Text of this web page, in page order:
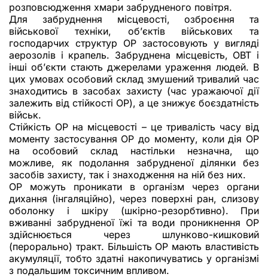
розповсюдження хмари забрудненого повітря.
Для забруднення місцевості, озброєння та
військової техніки, об’єктів військових та
господарчих структур ОР застосовують у вигляді
аерозолів і крапель. Забруднена місцевість, ОВТ і
інші об’єкти стають джерелами ураження людей. В
цих умовах особовий склад змушений тривалий час
знаходитись в засобах захисту (час уражаючої дії
залежить від стійкості ОР), а це знижує боєздатність
військ.
Стійкість ОР на місцевості – це тривалість часу від
моменту застосування ОР до моменту, коли дія ОР
на особовий склад настільки незначна, що
можливе, як подолання забрудненої ділянки без
засобів захисту, так і знаходження на ній без них.
ОР можуть проникати в організм через органи
дихання (інгаляційно), через поверхні ран, слизову
оболонку і шкіру (шкірно-резорбтивно). При
вживанні забрудненої їжі та води проникнення ОР
здійснюється через шлунково-кишковий
(перорально) тракт. Більшість ОР мають властивість
акумуляції, тобто здатні накопичуватись у організмі
з подальшим токсичним впливом.